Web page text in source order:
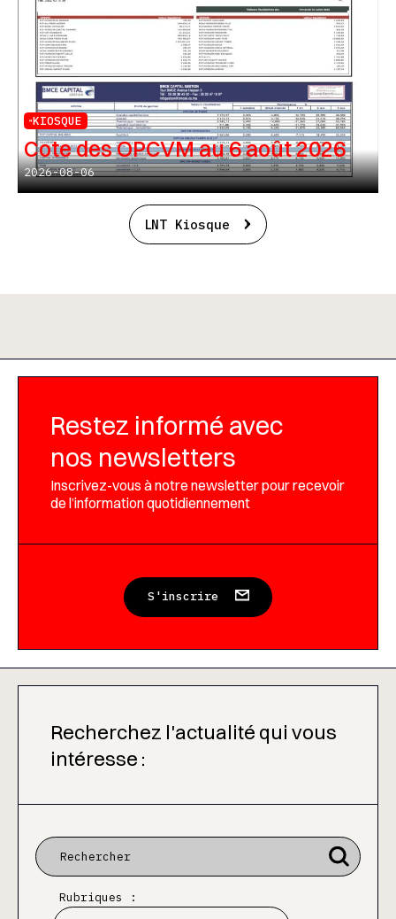
KIOSQUE
Cote des OPCVM au 6 août 2026
2026-08-06
LNT Kiosque
Restez informé avec
nos newsletters
Inscrivez-vous à notre newsletter pour recevoir
de l’information quotidiennement
S'inscrire
Recherchez l'actualité qui vous
intéresse :
Rubriques :